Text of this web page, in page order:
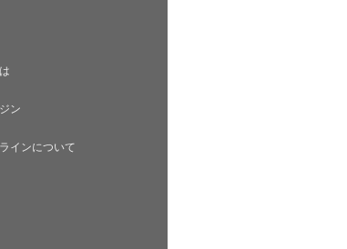
ン
インについて